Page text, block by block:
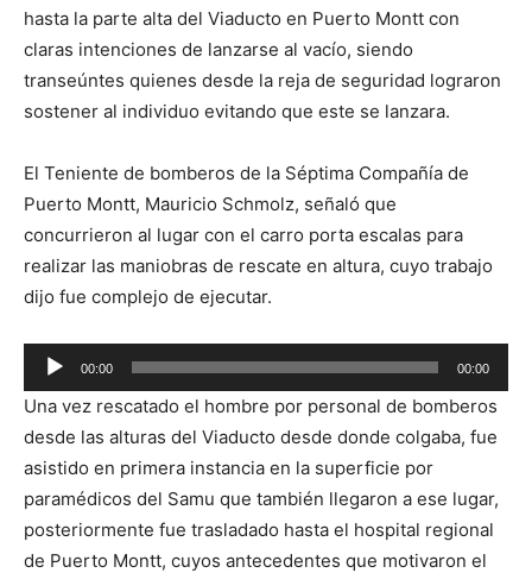
hasta la parte alta del Viaducto en Puerto Montt con
claras intenciones de lanzarse al vacío, siendo
transeúntes quienes desde la reja de seguridad lograron
sostener al individuo evitando que este se lanzara.
El Teniente de bomberos de la Séptima Compañía de
Puerto Montt, Mauricio Schmolz, señaló que
concurrieron al lugar con el carro porta escalas para
realizar las maniobras de rescate en altura, cuyo trabajo
dijo fue complejo de ejecutar.
Reproductor
de
audio
00:00 00:00
Una vez rescatado el hombre por personal de bomberos
desde las alturas del Viaducto desde donde colgaba, fue
asistido en primera instancia en la superficie por
paramédicos del Samu que también llegaron a ese lugar,
posteriormente fue trasladado hasta el hospital regional
de Puerto Montt, cuyos antecedentes que motivaron el